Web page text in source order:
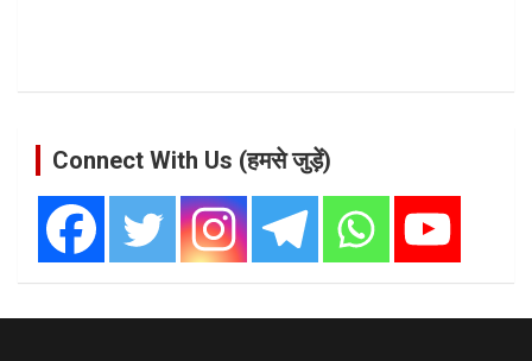
Connect With Us (हमसे जुड़ें)